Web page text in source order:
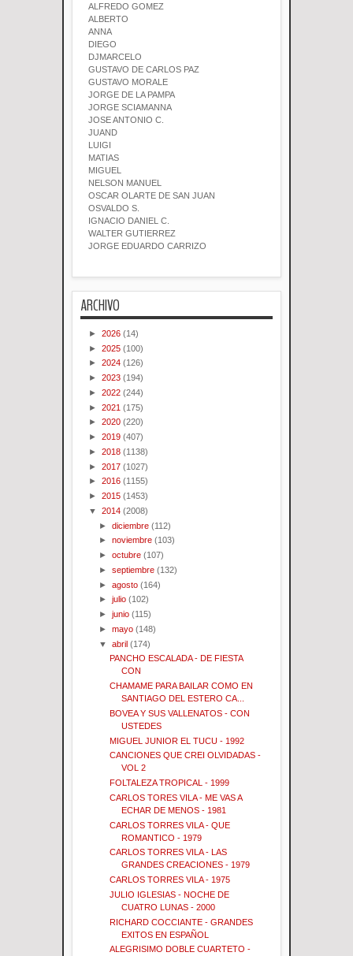
ALFREDO GOMEZ
ALBERTO
ANNA
DIEGO
DJMARCELO
GUSTAVO DE CARLOS PAZ
GUSTAVO MORALE
JORGE DE LA PAMPA
JORGE SCIAMANNA
JOSE ANTONIO C.
JUAND
LUIGI
MATIAS
MIGUEL
NELSON MANUEL
OSCAR OLARTE DE SAN JUAN
OSVALDO S.
IGNACIO DANIEL C.
WALTER GUTIERREZ
JORGE EDUARDO CARRIZO
ARCHIVO
► 2026 (14)
► 2025 (100)
► 2024 (126)
► 2023 (194)
► 2022 (244)
► 2021 (175)
► 2020 (220)
► 2019 (407)
► 2018 (1138)
► 2017 (1027)
► 2016 (1155)
► 2015 (1453)
▼ 2014 (2008)
►diciembre (112)
►noviembre (103)
►octubre (107)
►septiembre (132)
►agosto (164)
►julio (102)
►junio (115)
►mayo (148)
▼abril (174)
PANCHO ESCALADA - DE FIESTA
CON
CHAMAME PARA BAILAR COMO EN
SANTIAGO DEL ESTERO CA...
BOVEA Y SUS VALLENATOS - CON
USTEDES
MIGUEL JUNIOR EL TUCU - 1992
CANCIONES QUE CREI OLVIDADAS -
VOL 2
FOLTALEZA TROPICAL - 1999
CARLOS TORES VILA - ME VAS A
ECHAR DE MENOS - 1981
CARLOS TORRES VILA - QUE
ROMANTICO - 1979
CARLOS TORRES VILA - LAS
GRANDES CREACIONES - 1979
CARLOS TORRES VILA - 1975
JULIO IGLESIAS - NOCHE DE
CUATRO LUNAS - 2000
RICHARD COCCIANTE - GRANDES
EXITOS EN ESPAÑOL
ALEGRISIMO DOBLE CUARTETO -